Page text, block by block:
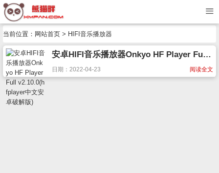
当前位置： 网站首页 > HIFI音乐播放器
安卓HIFI音乐播放器Onkyo HF Player Full v2.10.0(hfplayer中文安卓破解版)
阅读全文
日期：2022-04-23